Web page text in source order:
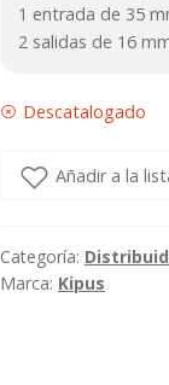
1 entrada de 35
2 salidas de 16
Descatalogado
Añadir a la
Categoría:
Marca: Kipus